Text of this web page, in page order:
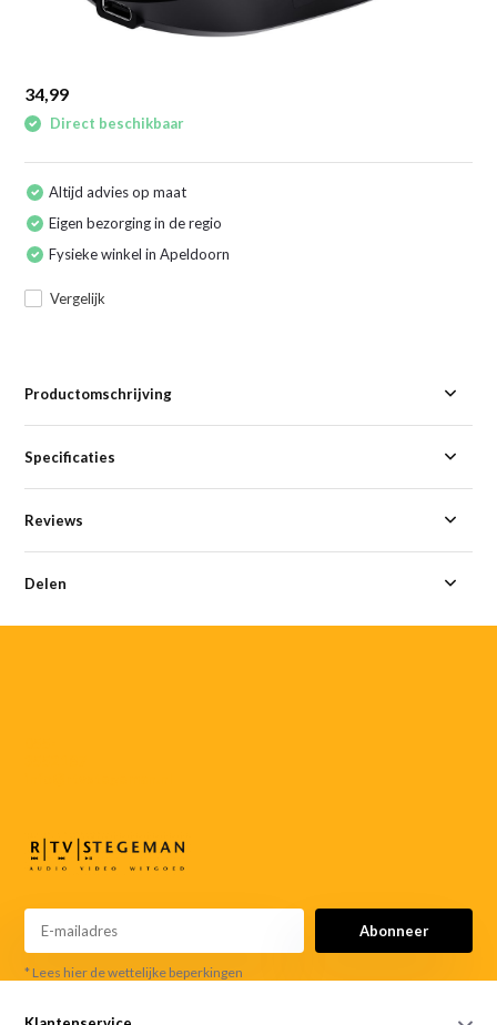
34,99
Direct beschikbaar
Altijd advies op maat
Eigen bezorging in de regio
Fysieke winkel in Apeldoorn
Vergelijk
Productomschrijving
Specificaties
Reviews
Delen
Abonneer
* Lees hier de wettelijke beperkingen